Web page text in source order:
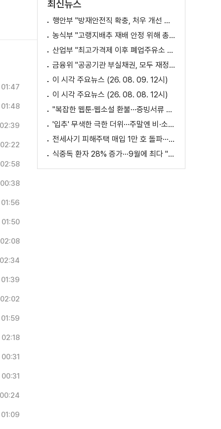
01:47
01:48
02:39
02:22
02:58
00:38
01:56
01:50
02:08
02:34
01:39
02:02
01:59
02:18
00:31
00:31
00:24
01:09
최신뉴스
행안부 "방재안전직 확충, 처우 개선 등 위한 제도개선 추진"
농식부 "고랭지배추 재배 안정 위해 총력···배추가격 점차 안정세"
산업부 "최고가격제 이후 폐업주유소 증가? 사실 아냐"
금융위 "공공기관 부실채권, 모두 재정으로 보전되는 것 아냐"
이 시각 주요뉴스 (26. 08. 09. 12시)
이 시각 주요뉴스 (26. 08. 08. 12시)
"복잡한 웹툰·웹소설 환불···증빙서류 요구까지"
'입추' 무색한 극한 더위···주말엔 비·소나기
전세사기 피해주택 매입 1만 호 돌파···피해 지원 속도
식중독 환자 28% 증가···9월에 최다 "입추 방심 금물"